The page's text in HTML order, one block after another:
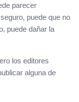
parecer
puede que no
puede dañar la
los editores
alguna de